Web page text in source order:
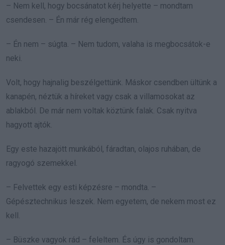
– Nem kell, hogy bocsánatot kérj helyette – mondtam
csendesen. – Én már rég elengedtem.
– Én nem – súgta. – Nem tudom, valaha is megbocsátok-e
neki.
Volt, hogy hajnalig beszélgettünk. Máskor csendben ültünk a
kanapén, néztük a híreket vagy csak a villamosokat az
ablakból. De már nem voltak köztünk falak. Csak nyitva
hagyott ajtók.
Egy este hazajött munkából, fáradtan, olajos ruhában, de
ragyogó szemekkel.
– Felvettek egy esti képzésre – mondta. –
Gépésztechnikus leszek. Nem egyetem, de nekem most ez
kell.
– Büszke vagyok rád – feleltem. És úgy is gondoltam.